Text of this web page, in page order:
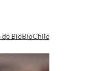
de BioBioChile